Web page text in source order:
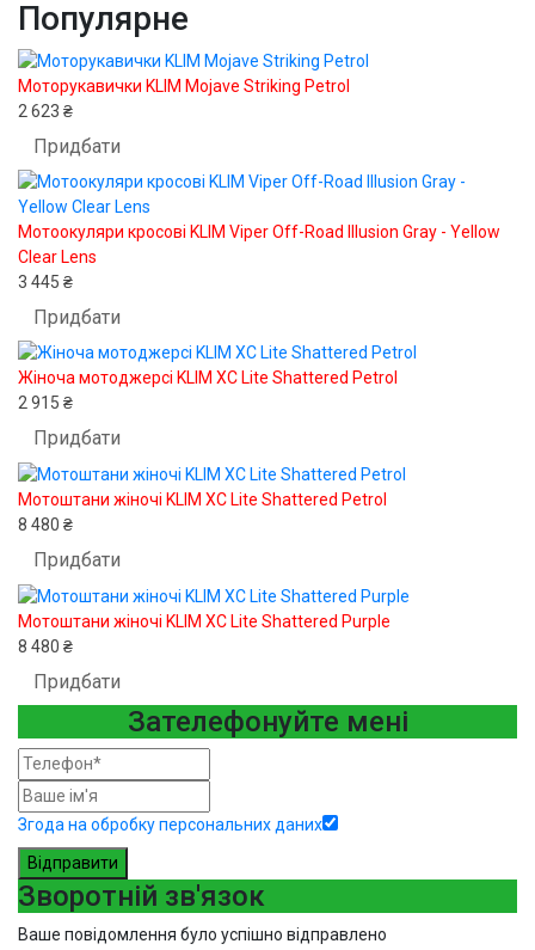
Популярне
Моторукавички KLIM Mojave Striking Petrol
2 623 ₴
Придбати
Мотоокуляри кросові KLIM Viper Off-Road Illusion Gray - Yellow
Clear Lens
3 445 ₴
Придбати
Жіноча мотоджерсі KLIM XC Lite Shattered Petrol
2 915 ₴
Придбати
Мотоштани жіночі KLIM XC Lite Shattered Petrol
8 480 ₴
Придбати
Мотоштани жіночі KLIM XC Lite Shattered Purple
8 480 ₴
Придбати
Зателефонуйте мені
Згода на обробку персональних даних
Відправити
Зворотній зв'язок
Ваше повідомлення було успішно відправлено